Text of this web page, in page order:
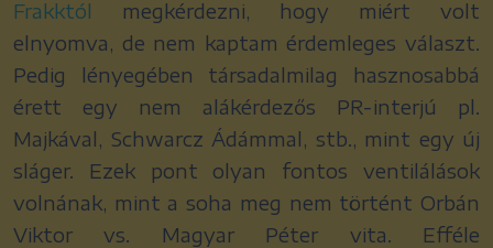
Frakktól megkérdezni, hogy miért volt
elnyomva, de nem kaptam érdemleges választ.
Pedig lényegében társadalmilag hasznosabbá
érett egy nem alákérdezős PR-interjú pl.
Majkával, Schwarcz Ádámmal, stb., mint egy új
sláger. Ezek pont olyan fontos ventilálások
volnának, mint a soha meg nem történt Orbán
Viktor vs. Magyar Péter vita. Efféle